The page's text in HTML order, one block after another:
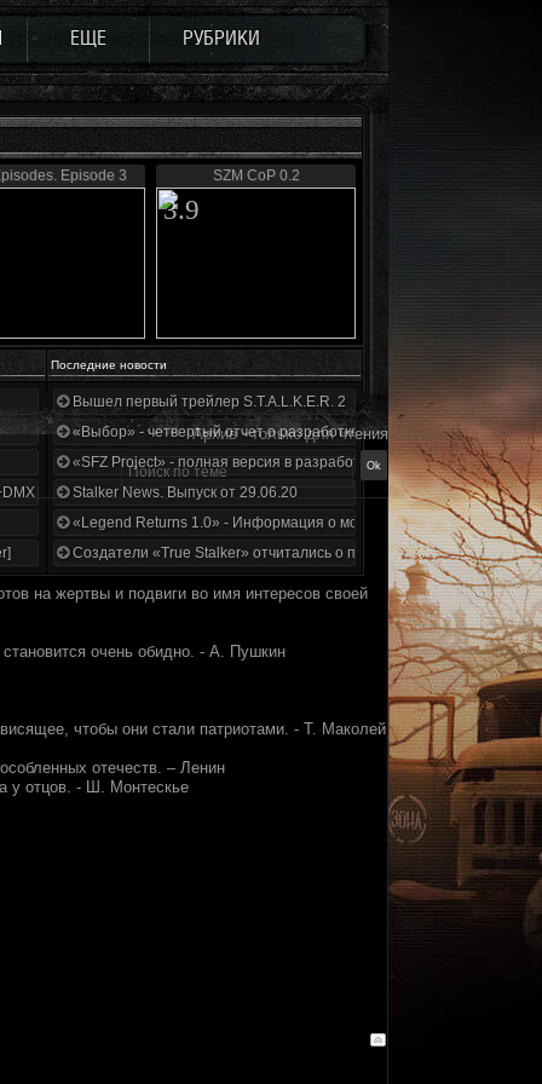
ЕЩЕ РУБРИКИ
Episode 3 SZM CoP 0.2
3.9
Последние новости
1.3.5.ООП.МА.К.
Вышел первый трейлер S.T.A.L.K.E.R. 2
«Выбор» - четвертый отчет о разработке!
«SFZ Project» - полная версия в разработке!
Stalker News. Выпуск от 29.06.20
«Legend Returns 1.0» - Информация о моде за июнь 2020
Создатели «True Stalker» отчитались о проделанной работе
Архив - только для чтения
на жертвы и подвиги во имя интересов своей
очень обидно. - А. Пушкин
чтобы они стали патриотами. - Т. Маколей
отечеств. – Ленин
у отцов. - Ш. Монтескье